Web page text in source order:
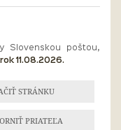
Slovenskou poštou,
11.08.2026.
STRÁNKU
PRIATEĽA